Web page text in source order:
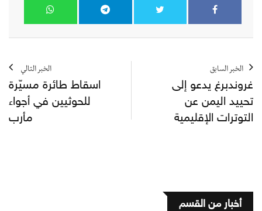
الخبر السابق
غروندبرغ يدعو إلى
تحييد اليمن عن
التوترات الإقليمية
الخبر التالي
اسقاط طائرة مسيّرة
للحوثيين في أجواء
مأرب
أخبار من القسم